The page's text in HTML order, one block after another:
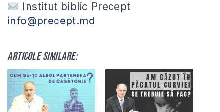
Institut biblic Precept
info@precept.md
Articole similare: